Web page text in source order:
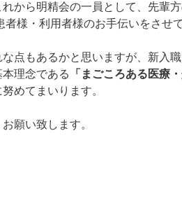
から明精会の一員として、先輩
者様・利用者様のお手伝いをさせ
点もあるかと思いますが、新入
理念である
「まごころある医療・
努めてまいります。
願い致します。